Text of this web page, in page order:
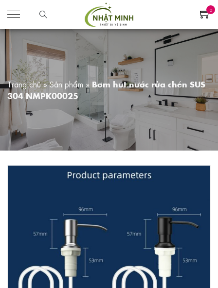
0
Trang chủ»Sản phẩm » Bơm hút nước rửa chén SUS
304 NMPK00025